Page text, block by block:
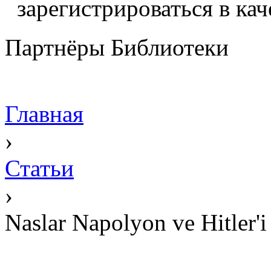
зарегистрироваться в
Партнёры Библиотеки
Главная
›
Статьи
›
Naslar Napolyon ve Hitler'i